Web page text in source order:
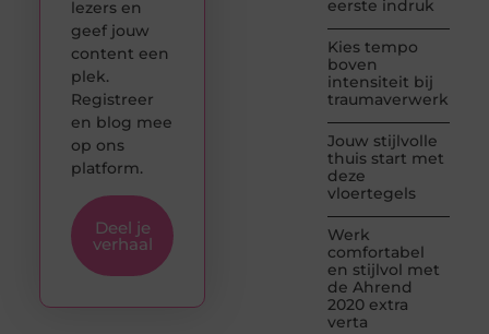
eerste indruk
Kies tempo
boven
intensiteit bij
traumaverwerking
Jouw stijlvolle
thuis start met
deze
vloertegels
Werk
comfortabel
en stijlvol met
de Ahrend
2020 extra
verta
lezers en
geef jouw
content een
plek.
Registreer
en blog mee
op ons
platform.
Deel je
verhaal